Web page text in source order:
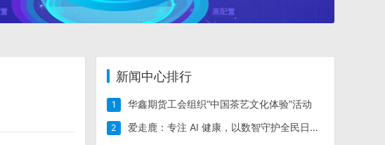
新闻中心排行
1 华鑫期货工会组织“中国茶艺文化体验”活动
2 爱走鹿：专注 AI 健康，以数智守护全民日常健康生活